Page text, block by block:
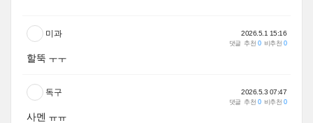
미과 2026.5.1 15:16
댓글 추천 0 비추천 0
할뚝 ㅜㅜ
독구 2026.5.3 07:47
댓글 추천 0 비추천 0
사멘 ㅠㅠ